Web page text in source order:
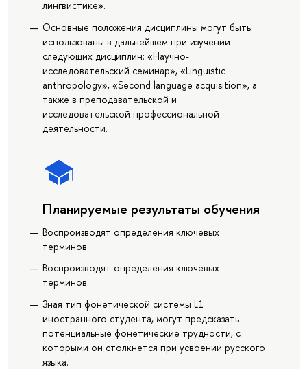
лингвистике».
Основные положения дисциплины могут быть
использованы в дальнейшем при изучении
следующих дисциплин: «Научно-
исследовательский семинар», «Linguistic
anthropology», «Second language acquisition», а
также в преподавательской и
исследовательской профессиональной
деятельности.
Планируемые результаты обучения
Воспроизводят определения ключевых
терминов
Воспроизводят определения ключевых
терминов.
Зная тип фонетической системы L1
иностранного студента, могут предсказать
потенциальные фонетические трудности, с
которыми он столкнется при усвоении русского
языка.